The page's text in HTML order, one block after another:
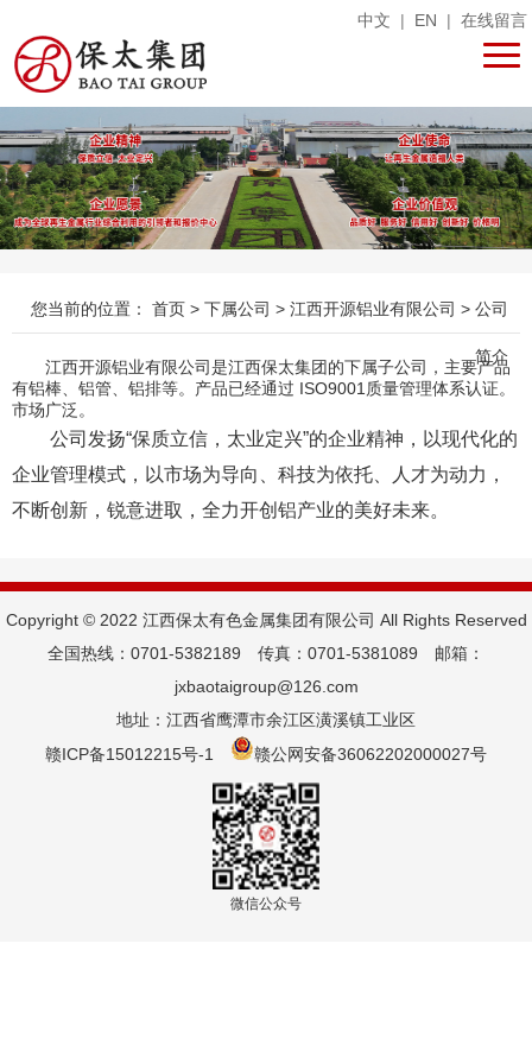
中文 | EN | 在线留言
您当前的位置： 首页 > 下属公司 > 江西开源铝业有限公司 > 公司
简介
江西开源铝业有限公司是江西保太集团的下属子公司，主要产品
有铝棒、铝管、铝排等。产品已经通过 ISO9001质量管理体系认证。
市场广泛。
公司发扬“保质立信，太业定兴”的企业精神，以现代化的
企业管理模式，以市场为导向、科技为依托、人才为动力，
不断创新，锐意进取，全力开创铝产业的美好未来。
Copyright © 2022 江西保太有色金属集团有限公司 All Rights Reserved
全国热线：0701-5382189 传真：0701-5381089 邮箱：
jxbaotaigroup@126.com
地址：江西省鹰潭市余江区潢溪镇工业区
赣ICP备15012215号-1
赣公网安备36062202000027号
微信公众号